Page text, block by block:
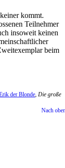
kommt.
Teilnehmer
insoweit keinen
beim
der Blonde, Die große
Nach